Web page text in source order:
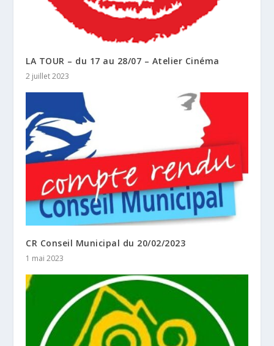
LA TOUR – du 17 au 28/07 – Atelier Cinéma
2 juillet 2023
CR Conseil Municipal du 20/02/2023
1 mai 2023